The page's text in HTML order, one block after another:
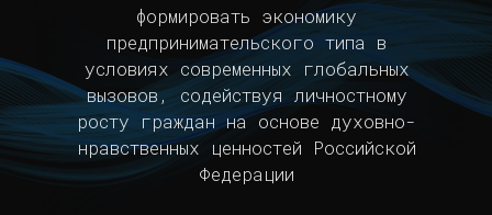
формировать экономику
предпринимательского типа в
условиях современных глобальных
вызовов, содействуя личностному
росту граждан на основе духовно-
нравственных ценностей Российской
Федерации